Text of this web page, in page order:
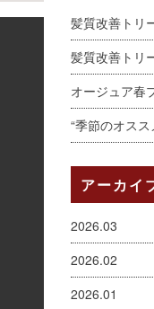
髪質改善トリ
髪質改善トリ
オージュア春
“季節のオスス
アーカイ
2026.03
2026.02
2026.01